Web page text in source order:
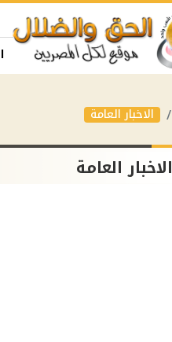
الاخبار العامة
الاخبار العامة